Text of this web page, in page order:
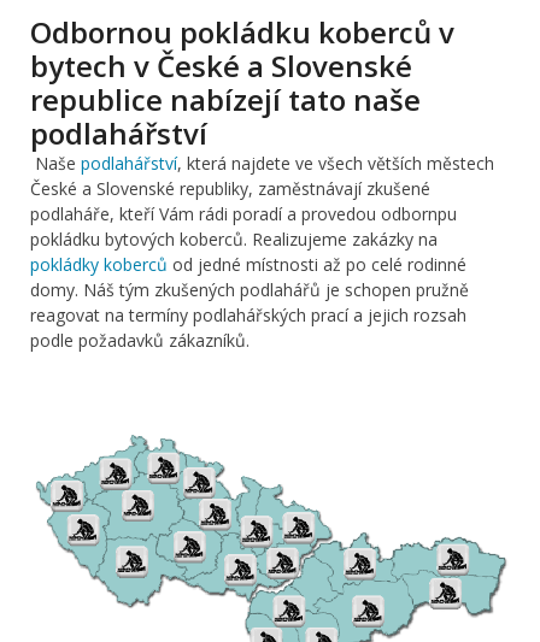
Odbornou pokládku koberců v
bytech v České a Slovenské
republice nabízejí tato naše
podlahářství
Naše podlahářství, která najdete ve všech větších městech
České a Slovenské republiky, zaměstnávají zkušené
podlaháře, kteří Vám rádi poradí a provedou odbornpu
pokládku bytových koberců. Realizujeme zakázky na
pokládky koberců od jedné místnosti až po celé rodinné
domy. Náš tým zkušených podlahářů je schopen pružně
reagovat na termíny podlahářských prací a jejich rozsah
podle požadavků zákazníků.